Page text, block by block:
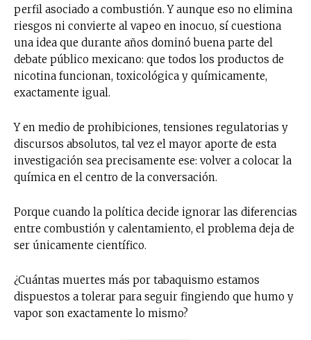
perfil asociado a combustión. Y aunque eso no elimina
riesgos ni convierte al vapeo en inocuo, sí cuestiona
una idea que durante años dominó buena parte del
debate público mexicano: que todos los productos de
nicotina funcionan, toxicológica y químicamente,
exactamente igual.
Y en medio de prohibiciones, tensiones regulatorias y
discursos absolutos, tal vez el mayor aporte de esta
investigación sea precisamente ese: volver a colocar la
química en el centro de la conversación.
Porque cuando la política decide ignorar las diferencias
entre combustión y calentamiento, el problema deja de
ser únicamente científico.
¿Cuántas muertes más por tabaquismo estamos
dispuestos a tolerar para seguir fingiendo que humo y
vapor son exactamente lo mismo?